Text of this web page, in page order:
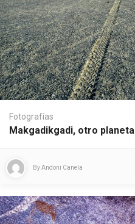
Fotografías
Makgadikgadi, otro planeta
ByAndoni Canela